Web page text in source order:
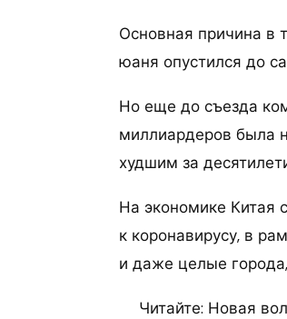
Основная причина в
юаня опустился до
Но еще до съезда
миллиардеров была
худшим за
На экономике Китая
к коронавирусу, в
и даже целые
Читайте: Новая